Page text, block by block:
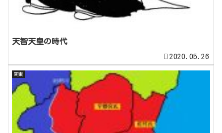
天智天皇の時代
2020.05.26
関東